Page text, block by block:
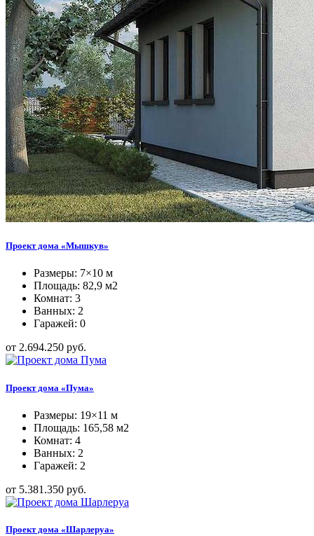
Проект дома «Мышкув»
Размеры: 7×10 м
Площадь: 82,9 м2
Комнат: 3
Ванных: 2
Гаражей: 0
от 2.694.250 руб.
Проект дома «Пума»
Размеры: 19×11 м
Площадь: 165,58 м2
Комнат: 4
Ванных: 2
Гаражей: 2
от 5.381.350 руб.
Проект дома «Шарлеруа»